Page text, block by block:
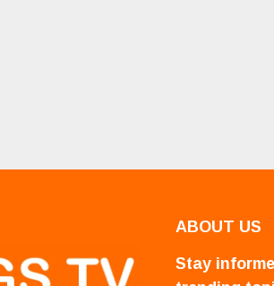
ABOUT US
Stay